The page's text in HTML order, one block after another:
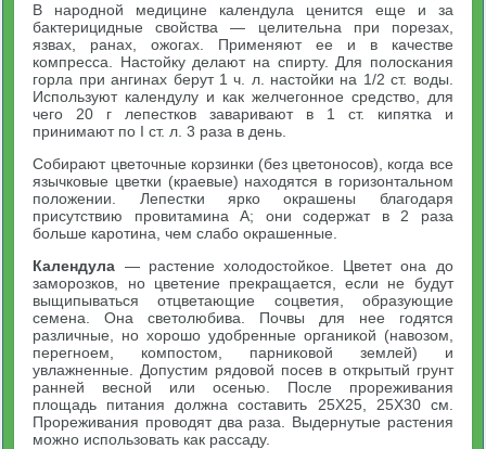
В народной медицине календула ценится еще и за
бактерицидные свойства — целительна при порезах,
язвах, ранах, ожогах. Применяют ее и в качестве
компресса. Настойку делают на спирту. Для полоскания
горла при ангинах берут 1 ч. л. настойки на 1/2 ст. воды.
Используют календулу и как желчегонное средство, для
чего 20 г лепестков заваривают в 1 ст. кипятка и
принимают по I ст. л. 3 раза в день.
Собирают цветочные корзинки (без цветоносов), когда все
язычковые цветки (краевые) находятся в горизонтальном
положении. Лепестки ярко окрашены благодаря
присутствию провитамина А; они содержат в 2 раза
больше каротина, чем слабо окрашенные.
Календула — растение холодостойкое. Цветет она до
заморозков, но цветение прекращается, если не будут
выщипываться отцветающие соцветия, образующие
семена. Она светолюбива. Почвы для нее годятся
различные, но хорошо удобренные органикой (навозом,
перегноем, компостом, парниковой землей) и
увлажненные. Допустим рядовой посев в открытый грунт
ранней весной или осенью. После прореживания
площадь питания должна составить 25X25, 25X30 см.
Прореживания проводят два раза. Выдернутые растения
можно использовать как рассаду.